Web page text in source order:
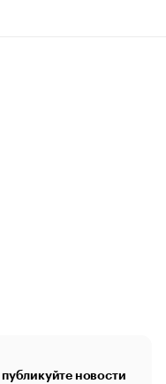
новости